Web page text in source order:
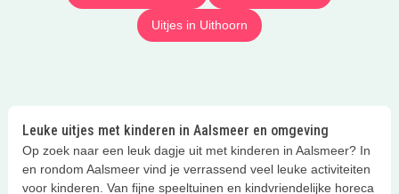
Uitjes in Uithoorn
Leuke uitjes met kinderen in Aalsmeer en omgeving
Op zoek naar een leuk dagje uit met kinderen in Aalsmeer? In
en rondom Aalsmeer vind je verrassend veel leuke activiteiten
voor kinderen. Van fijne speeltuinen en kindvriendelijke horeca